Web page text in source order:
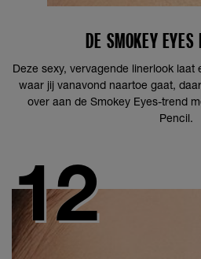
DE SMOKEY EYES
Deze sexy, vervagende linerlook
waar jij vanavond naartoe gaat,
over aan de Smokey Eyes-trend
Pencil.